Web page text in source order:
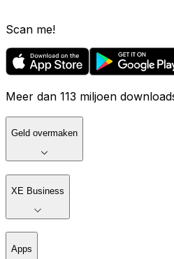
Scan me!
Meer dan 113 miljoen
Geld overmaken
XE Business
Apps